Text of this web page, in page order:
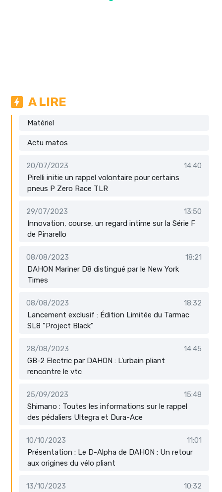
A LIRE
Matériel
Actu matos
20/07/2023
14:40
Pirelli initie un rappel volontaire pour certains
pneus P Zero Race TLR
29/07/2023
13:50
Innovation, course, un regard intime sur la Série F
de Pinarello
08/08/2023
18:21
DAHON Mariner D8 distingué par le New York
Times
08/08/2023
18:32
Lancement exclusif : Édition Limitée du Tarmac
SL8 "Project Black"
28/08/2023
14:45
GB-2 Electric par DAHON : L’urbain pliant
rencontre le vtc
25/09/2023
15:48
Shimano : Toutes les informations sur le rappel
des pédaliers Ultegra et Dura-Ace
10/10/2023
11:01
Présentation : Le D-Alpha de DAHON : Un retour
aux origines du vélo pliant
13/10/2023 10:32